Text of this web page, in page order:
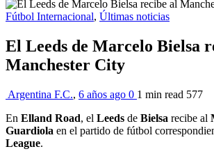
Fútbol Internacional, Últimas noticias
El Leeds de Marcelo Bielsa
Manchester City
Argentina F.C., 6 años ago 0 1 min read 577
En Elland Road, el Leeds de Bielsa recibe al
Guardiola en el partido de fútbol
League.